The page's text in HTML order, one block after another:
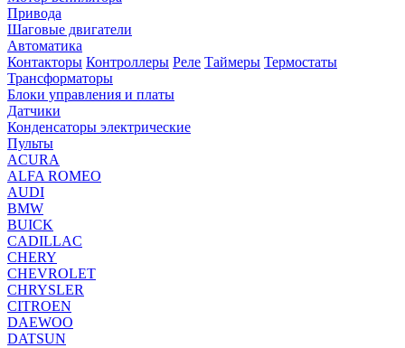
Привода
Шаговые двигатели
Автоматика
Контакторы Контроллеры Реле Таймеры Термостаты
Трансформаторы
Блоки управления и платы
Датчики
Конденсаторы электрические
Пульты
ACURA
ALFA ROMEO
AUDI
BMW
BUICK
CADILLAC
CHERY
CHEVROLET
CHRYSLER
CITROEN
DAEWOO
DATSUN